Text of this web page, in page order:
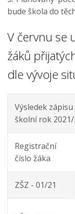
bude škola do
V červnu se
žáků
dle vývoje
Výsledek
školní rok 2021/
Registrační
číslo žáka
ZŠZ - 01/21